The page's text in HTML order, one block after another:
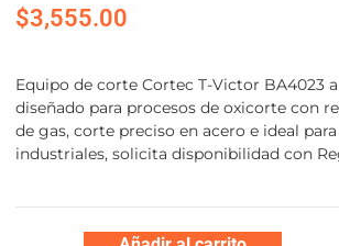
$3,555.00
Equipo de corte Cortec T-Victor BA4023
diseñado para procesos de oxicorte con
de gas, corte preciso en acero e ideal
industriales, solicita disponibilidad con